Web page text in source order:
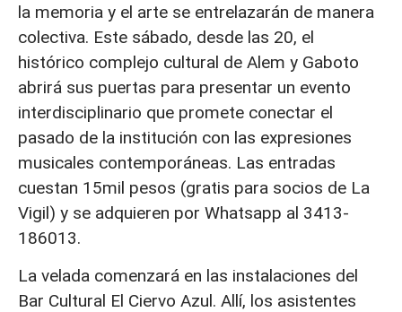
la memoria y el arte se entrelazarán de manera
colectiva. Este sábado, desde las 20, el
histórico complejo cultural de Alem y Gaboto
abrirá sus puertas para presentar un evento
interdisciplinario que promete conectar el
pasado de la institución con las expresiones
musicales contemporáneas. Las entradas
cuestan 15mil pesos (gratis para socios de La
Vigil) y se adquieren por Whatsapp al 3413-
186013.
La velada comenzará en las instalaciones del
Bar Cultural El Ciervo Azul. Allí, los asistentes